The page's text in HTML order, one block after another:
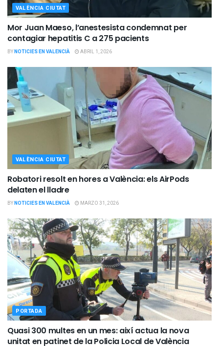
VALÈNCIA CIUTAT
Mor Juan Maeso, l’anestesista condemnat per
contagiar hepatitis C a 275 pacients
BYNOTICIES EN VALENCIÀ ABRIL 1, 2026
VALÈNCIA CIUTAT
Robatori resolt en hores a València: els AirPods
delaten el lladre
BYNOTICIES EN VALENCIÀ MARZO 31, 2026
PORTADA
Quasi 300 multes en un mes: així actua la nova
unitat en patinet de la Policia Local de València